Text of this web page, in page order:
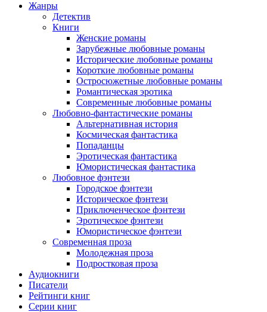
Жанры
Детектив
Книги
Женские романы
Зарубежные любовные романы
Исторические любовные романы
Короткие любовные романы
Остросюжетные любовные романы
Романтическая эротика
Современные любовные романы
Любовно-фантастические романы
Альтернативная история
Космическая фантастика
Попаданцы
Эротическая фантастика
Юмористическая фантастика
Любовное фэнтези
Городское фэнтези
Историческое фэнтези
Приключенческое фэнтези
Эротическое фэнтези
Юмористическое фэнтези
Современная проза
Молодежная проза
Подростковая проза
Аудиокниги
Писатели
Рейтинги книг
Серии книг